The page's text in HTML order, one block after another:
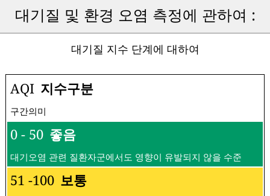
대기질 및 환경 오염 측정에 관하여 :
대기질 지수 단계에 대하여
AQI 지수구분
구간의미
0 - 50 좋음
대기오염 관련 질환자군에서도 영향이 유발되지 않을 수준
51 -100 보통